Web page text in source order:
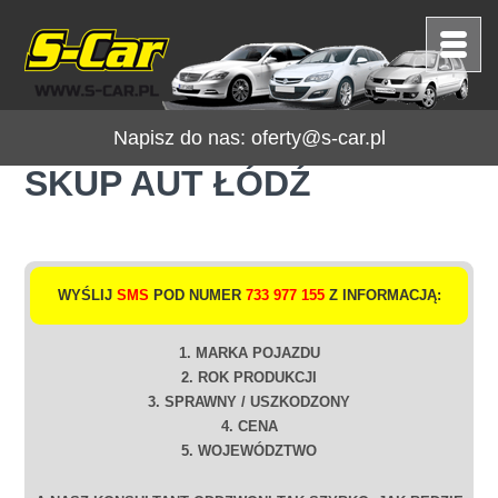
Napisz do nas: oferty@s-car.pl
SKUP AUT ŁÓDŹ
WYŚLIJ SMS POD NUMER 733 977 155Z INFORMACJĄ:
1. MARKA POJAZDU
2. ROK PRODUKCJI
3. SPRAWNY / USZKODZONY
4. CENA
5. WOJEWÓDZTWO